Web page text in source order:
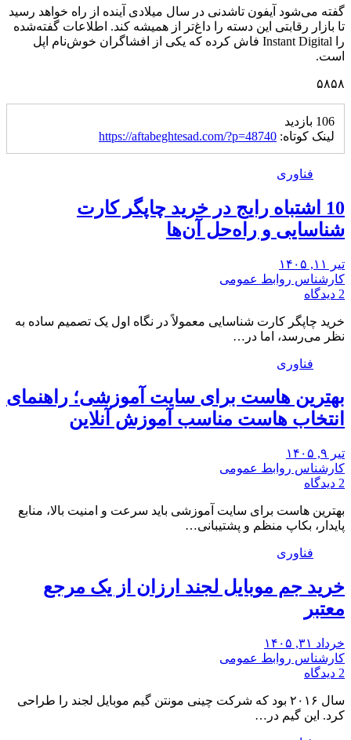
گفته می‌شود آیفون تاشدنی در سال میلادی آینده از راه خواهد رسید
تا بازار رقابتی این دسته را داغ‌تر از همیشه کند. اطلاعات گفته‌شده
را Instant Digital فاش کرده که یکی از افشاگران خوش‌نام اپل
است.
۵۸۵۸
106 بازدید
لینک کوتاه: https://aftabeghtesad.com/?p=48740
فناوری
10 اشتباه رایج در خرید چاپگر کارت
شناسایی و راه‌حل آن‌ها
تیر ۱۱, ۱۴۰۵
کارشناس روابط عمومی
2 دیدگاه
خرید چاپگر کارت شناسایی معمولاً در نگاه اول یک تصمیم ساده به
نظر می‌رسد، اما در…
فناوری
بهترین هاست برای سایت آموزشی؛ راهنمای
انتخاب هاست مناسب آموزش آنلاین
تیر ۹, ۱۴۰۵
کارشناس روابط عمومی
2 دیدگاه
بهترین هاست برای سایت آموزشی باید سرعت و امنیت بالا، منابع
پایدار، بکاپ منظم و پشتیبانی…
فناوری
خرید جم موبایل لجند ارزان از یک مرجع
معتبر
خرداد ۳۱, ۱۴۰۵
کارشناس روابط عمومی
2 دیدگاه
سال ۲۰۱۶ بود که شرکت چینی مونتن گیم موبایل لجند را طراحی
کرد. این گیم در…